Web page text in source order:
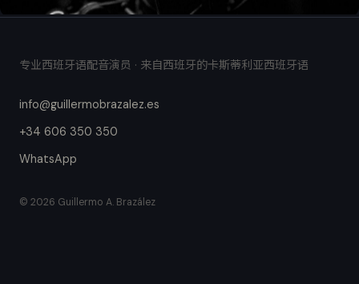
专业西班牙语配音演员 · 来自西班牙的卡斯蒂利亚西班牙语
info@guillermobrazalez.es
+34 606 350 350
WhatsApp
© 2026 Guillermo A. Brazález